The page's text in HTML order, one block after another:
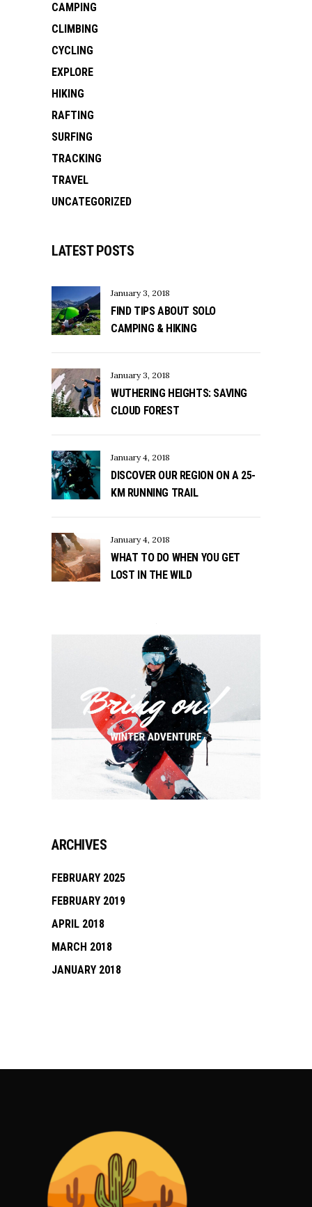
CAMPING
CLIMBING
CYCLING
EXPLORE
HIKING
RAFTING
SURFING
TRACKING
TRAVEL
UNCATEGORIZED
LATEST POSTS
January 3, 2018
FIND TIPS ABOUT SOLO
CAMPING & HIKING
January 3, 2018
WUTHERING HEIGHTS: SAVING
CLOUD FOREST
January 4, 2018
DISCOVER OUR REGION ON A 25-
KM RUNNING TRAIL
January 4, 2018
WHAT TO DO WHEN YOU GET
LOST IN THE WILD
ARCHIVES
FEBRUARY 2025
FEBRUARY 2019
APRIL 2018
MARCH 2018
JANUARY 2018